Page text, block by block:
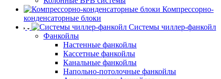
Компрессорно-
конденсаторные блоки
Системы чиллер-фанкойл
Фанкойлы
Настенные фанкойлы
Кассетные фанкойлы
Канальные фанкойлы
Напольно-потолочные фанкойлы